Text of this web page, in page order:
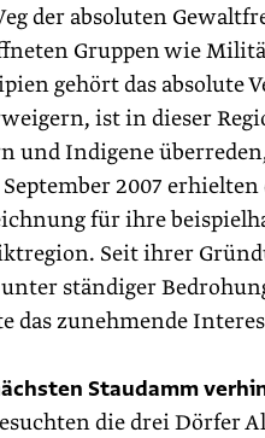
der absoluten
Gruppen wie
gehört das absolute
ist in dieser
und Indigene
2007
für ihre
Seit ihrer
ständiger
das zunehmende
Staudamm
die drei Dörfer